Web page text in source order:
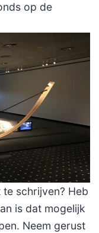
op de
schrijven? Heb
is dat mogelijk
Neem gerust